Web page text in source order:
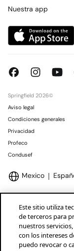
Tiendas
Nuestra app
Springfield 2026©
Aviso legal
Condiciones generales
Privacidad
Profeco
Condusef
Mexico
Marcas Tendam
Este sitio utiliza
de terceros para
nuestros
con los intereses
puedo revocar o